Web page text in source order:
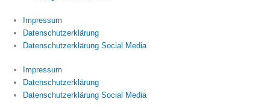
Impressum
Datenschutzerklärung
Datenschutzerklärung Social Media
Impressum
Datenschutzerklärung
Datenschutzerklärung Social Media